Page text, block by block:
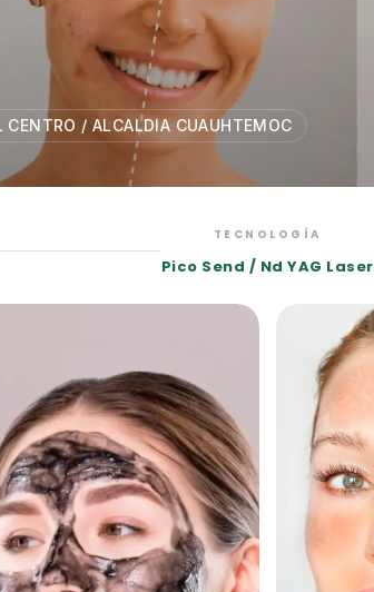
CENTRO / ALCALDIA CUAUHTEMOC
TECNOLOGÍA
Pico Send / Nd YAG Laser